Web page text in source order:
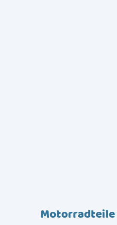
Motorradteile